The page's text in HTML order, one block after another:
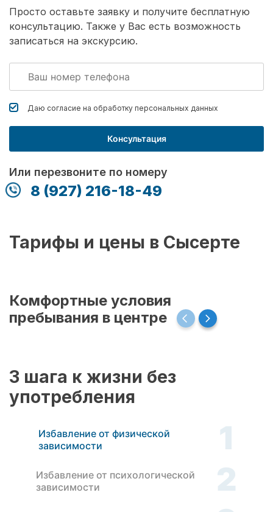
Просто оставьте заявку и получите бесплатную
консультацию. Также у Вас есть возможность
записаться на экскурсию.
Даю согласие на обработку персональных данных
Консультация
Или перезвоните по номеру
8 (927) 216-18-49
Тарифы и цены в Сысерте
Комфортные условия
пребывания в центре
3 шага к жизни без
употребления
Избавление от физической
зависимости
1
Избавление от психологической
зависимости
2